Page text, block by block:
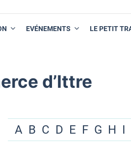
EVÉNEMENTS LE PETIT
d’Ittre
A B C D E F G H I